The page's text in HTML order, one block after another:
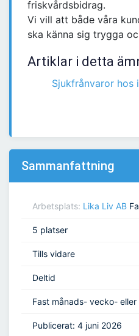
friskvårdsbidrag.
Vi vill att både våra
ska känna sig trygga
Artiklar i detta
Sjukfrånvaror hos
Sammanfattning
Arbetsplats: Lika Liv AB
5 platser
Tills vidare
Deltid
Fast månads- vecko- eller
Publicerat: 4 juni 2026